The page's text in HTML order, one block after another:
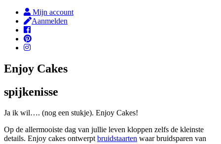
Mijn account
Aanmelden
Enjoy Cakes
spijkenisse
Ja ik wil…. (nog een stukje). Enjoy Cakes!
Op de allermooiste dag van jullie leven kloppen zelfs de kleinste
details. Enjoy cakes ontwerpt bruidstaarten waar bruidsparen van